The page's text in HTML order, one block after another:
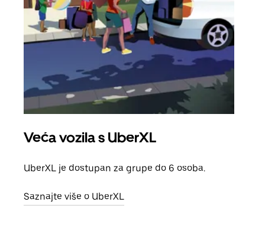
Veća vozila s UberXL
UberXL je dostupan za grupe do 6 osoba.
Saznajte više o UberXL